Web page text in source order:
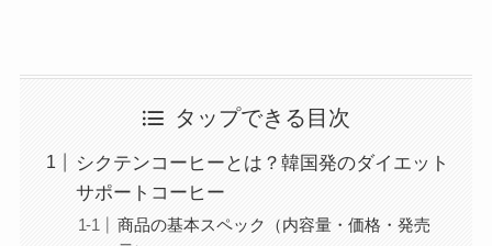
タップできる目次
シクテンコーヒーとは？韓国発のダイエット
サポートコーヒー
商品の基本スペック（内容量・価格・発売